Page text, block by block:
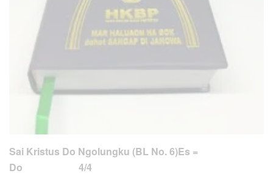
Sai Kristus Do Ngolungku (BL No. 6)Es =
Do 4/4